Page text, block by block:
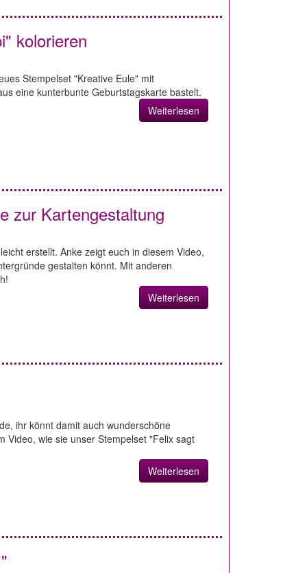
kolorieren
Stempelset "Kreative Eule" mit
eine kunterbunte Geburtstagskarte bastelt.
Weiterlesen
zur Kartengestaltung
erstellt. Anke zeigt euch in diesem Video,
gestalten könnt. Mit anderen
Weiterlesen
ihr könnt damit auch wunderschöne
Video, wie sie unser Stempelset "Felix sagt
Weiterlesen